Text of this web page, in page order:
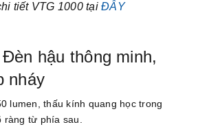
tiết VTG 1000 tại ĐÂY
hậu thông minh,
nháy
lumen, thấu kính quang học trong
ràng từ phía sau.